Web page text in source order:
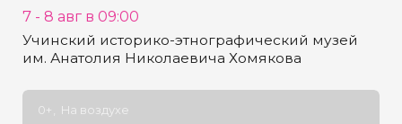
7 - 8 авг в 09:00
Учинский историко-этнографический музей
им. Анатолия Николаевича Хомякова
0+ На воздухе